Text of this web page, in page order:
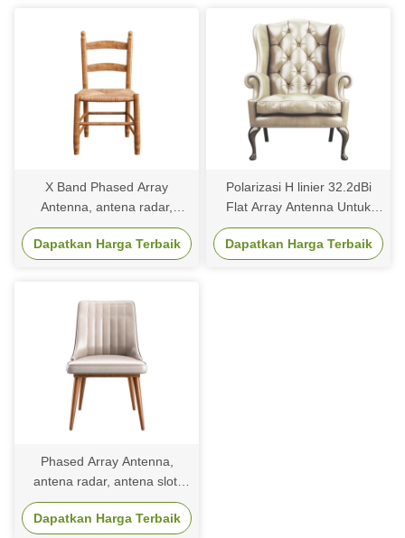
X Band Phased Array
Antenna, antena radar,
antena slot
Dapatkan Harga Terbaik
Polarizasi H linier 32.2dBi
Flat Array Antenna Untuk
Komunikasi Satelit
Dapatkan Harga Terbaik
Phased Array Antenna,
antena radar, antena slot,
antena slot tapered
Dapatkan Harga Terbaik